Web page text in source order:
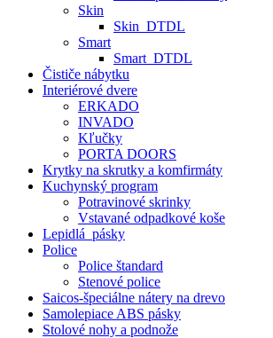
Skin
Skin_DTDL
Smart
Smart_DTDL
Čističe nábytku
Interiérové dvere
ERKADO
INVADO
Kľučky
PORTA DOORS
Krytky na skrutky a komfirmáty
Kuchynský program
Potravinové skrinky
Vstavané odpadkové koše
Lepidlá_pásky
Police
Police štandard
Stenové police
Saicos-špeciálne nátery na drevo
Samolepiace ABS pásky
Stolové nohy a podnože